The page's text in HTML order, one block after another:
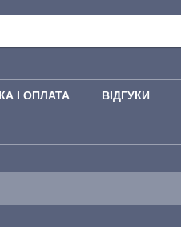
І ОПЛАТА ВІДГУКИ